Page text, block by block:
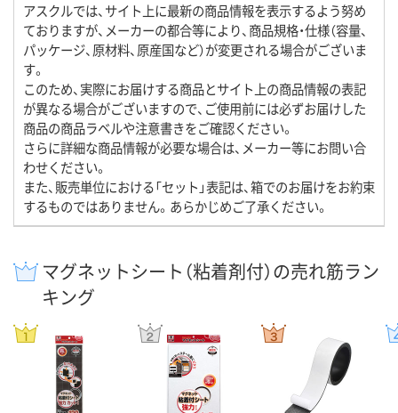
アスクルでは、サイト上に最新の商品情報を表示するよう努め
ておりますが、メーカーの都合等により、商品規格・仕様（容量、
パッケージ、原材料、原産国など）が変更される場合がございま
す。
このため、実際にお届けする商品とサイト上の商品情報の表記
が異なる場合がございますので、ご使用前には必ずお届けした
商品の商品ラベルや注意書きをご確認ください。
さらに詳細な商品情報が必要な場合は、メーカー等にお問い合
わせください。
また、販売単位における「セット」表記は、箱でのお届けをお約束
するものではありません。あらかじめご了承ください。
マグネットシート（粘着剤付）の売れ筋ラン
キング